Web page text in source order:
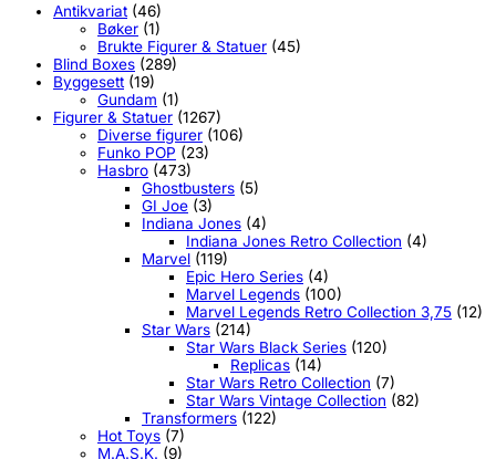
Antikvariat (46)
Bøker (1)
Brukte Figurer & Statuer (45)
Blind Boxes (289)
Byggesett (19)
Gundam (1)
Figurer & Statuer (1267)
Diverse figurer (106)
Funko POP (23)
Hasbro (473)
Ghostbusters (5)
GI Joe (3)
Indiana Jones (4)
Indiana Jones Retro Collection (4)
Marvel (119)
Epic Hero Series (4)
Marvel Legends (100)
Marvel Legends Retro Collection 3,75 (12)
Star Wars (214)
Star Wars Black Series (120)
Replicas (14)
Star Wars Retro Collection (7)
Star Wars Vintage Collection (82)
Transformers (122)
Hot Toys (7)
M.A.S.K. (9)